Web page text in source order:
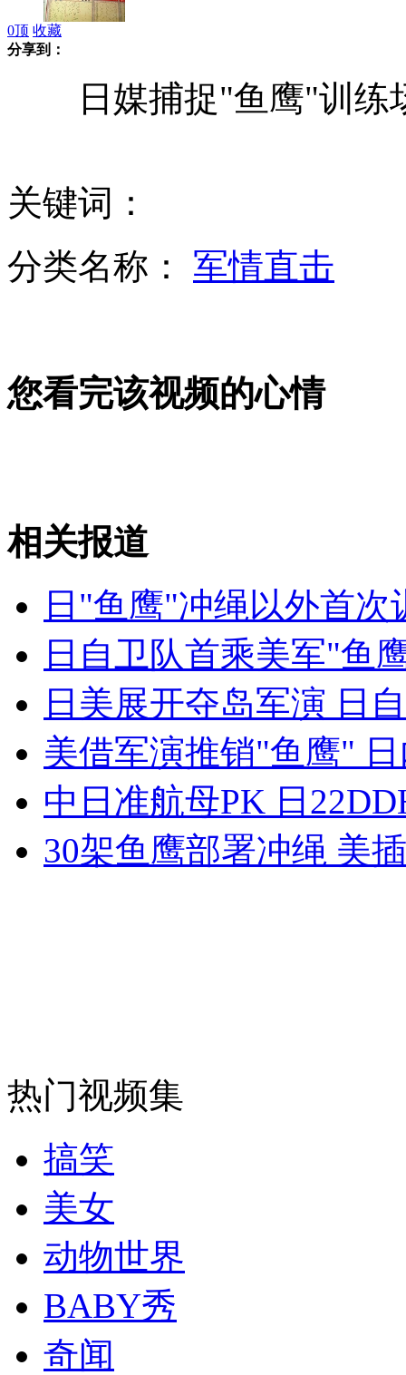
广州彩民40元独揽1.08亿巨奖
周建平：我国将再派女航天员“飞天”
台湾花莲5.7级地震 台北反应平静
山西运城恶犬咬伤多人 警民合力深夜将其击毙
女孩北京地铁殴打老人 痛下狠手拳打脚踢
无痛分娩是否安全 医生回应
外交部：反对强权政治霸凌主义
走！跟着总书记去植树
消防员救轻生者
纽约上演“枕头大战”
司机酒驾遇交警 急速倒车逃窜
0顶 收藏
分享到：
日媒捕捉"鱼鹰"训练
关键词：
分类名称： 军情直击
您看完该视频的心情
相关报道
日"鱼鹰"冲绳以外首
日自卫队首乘美军"鱼
日美展开夺岛军演 日
美借军演推销"鱼鹰"
中日准航母PK 日
30架鱼鹰部署冲绳 美
热门视频集
搞笑
美女
动物世界
BABY秀
奇闻